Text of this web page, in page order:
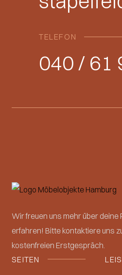
TELEFON
040 / 61
Wir freuen uns mehr über deine
erfahren! Bitte kontaktiere uns
kostenfreien Erstgespräch.
SEITEN